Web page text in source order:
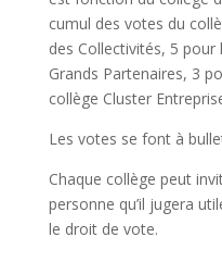
cumul des votes du
des Collectivités, 5
Grands Partenaires, 3
collège Cluster
Les votes se font à
Chaque collège peut
personne qu’il jugera
le droit de vote.